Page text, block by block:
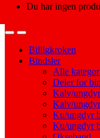
Du har ingen
OpenClose
Billigkroken
Bindsler
Alle
Deler for
Kalv/
Kalv/
Ku/ungdyr
Ku/ungdyr